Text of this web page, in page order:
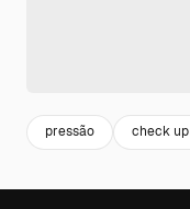
pressão check up